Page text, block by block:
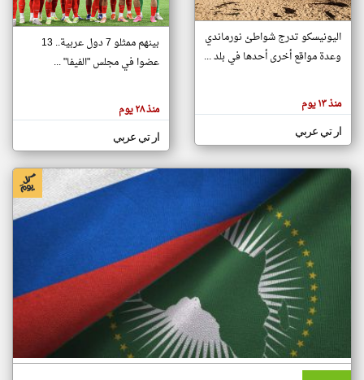
تغيير الدولة
اخبار جزر القمر على مدار الساعة
أهم اخبار جزر القمر العاجلة والمباشرة
هنا عن
وجهة
كاتبيها.
اليونيسكو تدرج شواطئ نورماندي
وعدة مواقع أخرى أحدها في بلد ...
منذ ١٣ يوم
ار تي عربي
بينهم ممثلو 7 دول عربية.. 13
عضوا في مجلس "الفيفا" ...
منذ ٢٨ يوم
ار تي عربي
klyoum.com